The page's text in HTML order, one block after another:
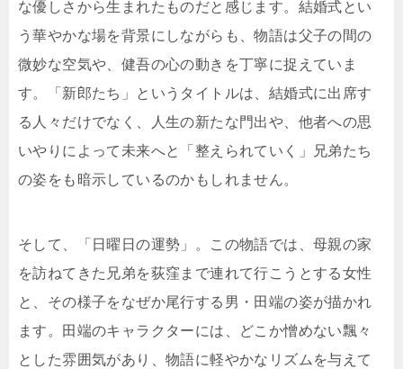
な優しさから生まれたものだと感じます。結婚式とい
う華やかな場を背景にしながらも、物語は父子の間の
微妙な空気や、健吾の心の動きを丁寧に捉えていま
す。「新郎たち」というタイトルは、結婚式に出席す
る人々だけでなく、人生の新たな門出や、他者への思
いやりによって未来へと「整えられていく」兄弟たち
の姿をも暗示しているのかもしれません。
そして、「日曜日の運勢」。この物語では、母親の家
を訪ねてきた兄弟を荻窪まで連れて行こうとする女性
と、その様子をなぜか尾行する男・田端の姿が描かれ
ます。田端のキャラクターには、どこか憎めない飄々
とした雰囲気があり、物語に軽やかなリズムを与えて